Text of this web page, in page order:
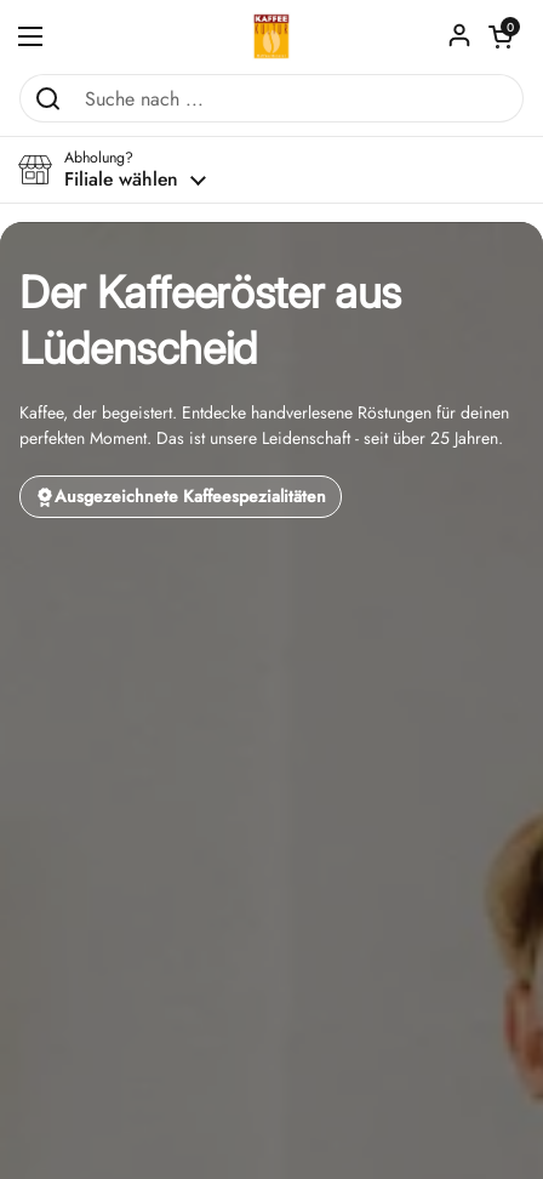
Menü öffnen
Warenkorb
0
Abholung?
Filiale wählen
Der Kaffeeröster aus
Lüdenscheid
Kaffee, der begeistert. Entdecke handverlesene Röstungen für deinen
perfekten Moment. Das ist unsere Leidenschaft - seit über 25 Jahren.
Ausgezeichnete Kaffeespezialitäten